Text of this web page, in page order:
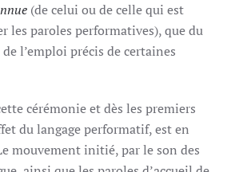
(de celui ou de celle qui est
les paroles performatives), que du
l’emploi précis de certaines
cérémonie et dès les premiers
du langage performatif, est en
mouvement initié, par le son des